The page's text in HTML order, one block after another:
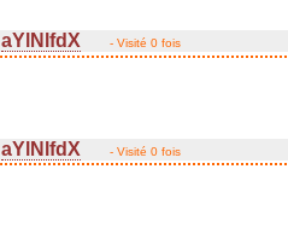
aYlNlfdX - Visité 0 fois
aYlNlfdX - Visité 0 fois